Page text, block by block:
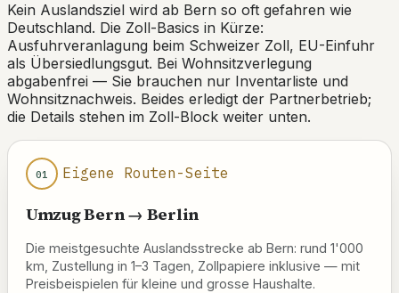
Kein Auslandsziel wird ab Bern so oft gefahren wie
Deutschland. Die Zoll-Basics in Kürze:
Ausfuhrveranlagung beim Schweizer Zoll, EU-Einfuhr
als Übersiedlungsgut. Bei Wohnsitzverlegung
abgabenfrei — Sie brauchen nur Inventarliste und
Wohnsitznachweis. Beides erledigt der Partnerbetrieb;
die Details stehen im Zoll-Block weiter unten.
01 Eigene Routen-Seite
Umzug Bern → Berlin
Die meistgesuchte Auslandsstrecke ab Bern: rund 1'000
km, Zustellung in 1–3 Tagen, Zollpapiere inklusive — mit
Preisbeispielen für kleine und grosse Haushalte.